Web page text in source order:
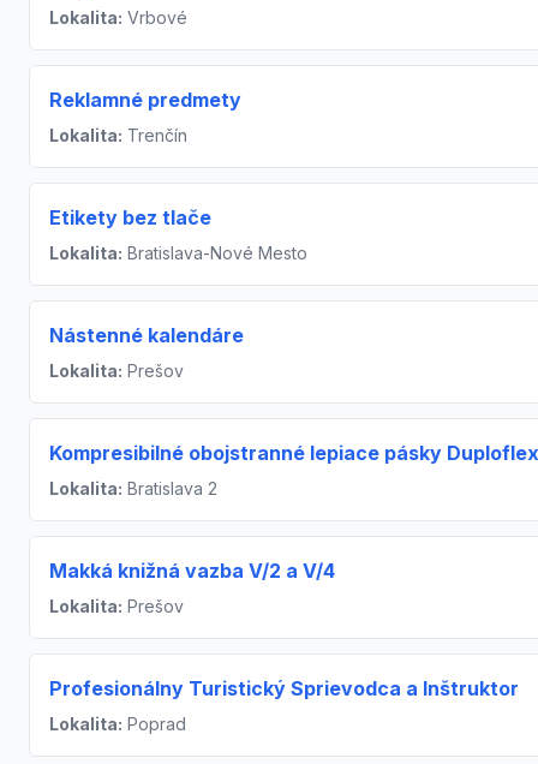
Lokalita: Vrbové
Reklamné predmety
Lokalita: Trenčín
Etikety bez tlače
Lokalita: Bratislava-Nové Mesto
Nástenné kalendáre
Lokalita: Prešov
Kompresibilné obojstranné lepiace pásky
Lokalita: Bratislava 2
Makká knižná vazba V/2 a V/4
Lokalita: Prešov
Profesionálny Turistický Sprievodca a Inštruktor
Lokalita: Poprad